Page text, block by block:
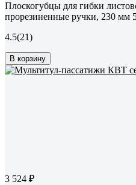
Плоскогубцы для гибки
прорезиненные ручки, 230 мм
4.5(21)
В корзину
3 524 ₽